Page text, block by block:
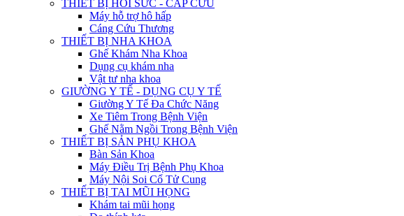
THIẾT BỊ HỒI SỨC - CẤP CỨU
Máy hỗ trợ hô hấp
Cáng Cứu Thương
THIẾT BỊ NHA KHOA
Ghế Khám Nha Khoa
Dụng cụ khám nha
Vật tư nha khoa
GIƯỜNG Y TẾ - DỤNG CỤ Y TẾ
Giường Y Tế Đa Chức Năng
Xe Tiêm Trong Bệnh Viện
Ghế Nằm Ngồi Trong Bệnh Viện
THIẾT BỊ SẢN PHỤ KHOA
Bàn Sản Khoa
Máy Điều Trị Bệnh Phụ Khoa
Máy Nội Soi Cổ Tử Cung
THIẾT BỊ TAI MŨI HỌNG
Khám tai mũi họng